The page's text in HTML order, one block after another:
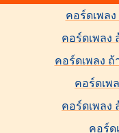
คอร์ดเพลง
คอร์ดเพลง
คอร์ดเพลง
คอร์ดเพ
คอร์ดเพลง
คอร์ด